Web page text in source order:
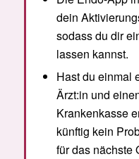
dein
sodass du dir
lassen kannst.
Hast du einmal
Ärzt:in und
Krankenkasse
künftig kein
für das nächste